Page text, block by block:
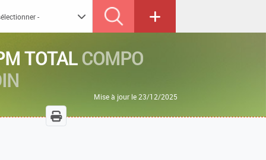
TOTALCOMPO
Mise à jour le 23/12/2025